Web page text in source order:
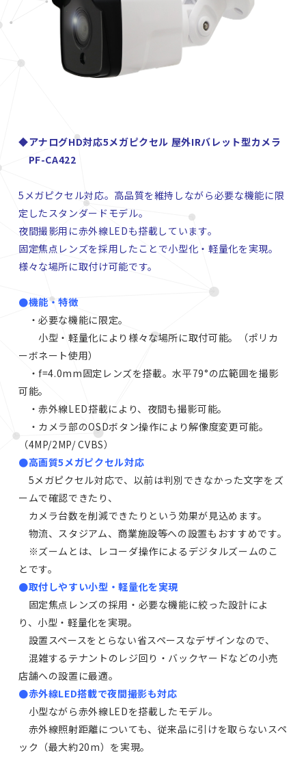
◆アナログHD対応5メガピクセル 屋外IRバレット型カメラ
PF-CA422
5メガピクセル対応。高品質を維持しながら必要な機能に限
定したスタンダードモデル。
夜間撮影用に赤外線LEDも搭載しています。
固定焦点レンズを採用したことで小型化・軽量化を実現。
様々な場所に取付け可能です。
●機能・特徴
・必要な機能に限定。
小型・軽量化により様々な場所に取付可能。（ポリカ
ーボネート使用）
・f=4.0mm固定レンズを搭載。水平79°の広範囲を撮影
可能。
・赤外線LED搭載により、夜間も撮影可能。
・カメラ部のOSDボタン操作により解像度変更可能。
（4MP/2MP/ CVBS）
●高画質5メガピクセル対応
5メガピクセル対応で、以前は判別できなかった文字をズ
ームで確認できたり、
カメラ台数を削減できたりという効果が見込めます。
物流、スタジアム、商業施設等への設置もおすすめです。
※ズームとは、レコーダ操作によるデジタルズームのこ
とです。
●取付しやすい小型・軽量化を実現
固定焦点レンズの採用・必要な機能に絞った設計によ
り、小型・軽量化を実現。
設置スペースをとらない省スペースなデザインなので、
混雑するテナントのレジ回り・バックヤードなどの小売
店舗への設置に最適。
●赤外線LED搭載で夜間撮影も対応
小型ながら赤外線LEDを搭載したモデル。
赤外線照射距離についても、従来品に引けを取らないスペ
ック（最大約20m）を実現。